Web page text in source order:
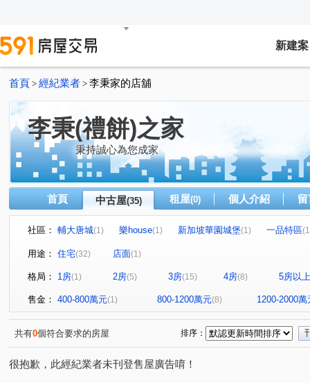
新建案
首頁 > 經紀業者 > 李秉家的店舖
李秉(禮餅)之家
秉持誠心為您成家
首頁 中古屋(35) 租屋(0) 個人介紹
社區： 輔大唐城(1) 樂house(1) 新加坡華園城堡(1) 一品特區
明志天地
新大直蘇黎市/梵谷花園蘇黎市(1) 大慶榕莊(1) 台北清水灣
天空之邑(1) 幸福我家二期 (2) 新加坡花園城堡/阿亮的家(1)
黎明華廈(1) 法國愛樂(1) 宏道巴黎首都(1) 德安街(1)
登林路(2) 文程路(1) 新五路三段(2)
水碓
莊泰路(1) 新城一路(1) 芳洲路(1) 芳洲五路(1)
成泰
成泰路三段(1) 水碓五路(1) 仁德路
用途： 住宅(32) 店面(1)
格局： 1房(1) 2房(5) 3房(15) 4房(8) 5房以上
售金： 400-800萬元(1) 800-1200萬元(8) 1200-2000萬
共有0個符合要求的房屋 排序：
很抱歉，此經紀業者未刊登售屋廣告唷！